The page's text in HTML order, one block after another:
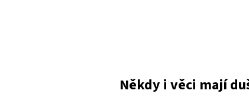
Někdy i věci mají